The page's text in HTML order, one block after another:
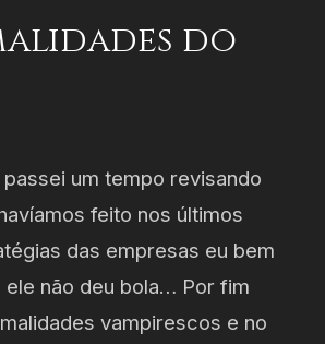
do
um tempo revisando
feito nos últimos
das empresas eu bem
ele não deu bola… Por fim
vampirescos e no